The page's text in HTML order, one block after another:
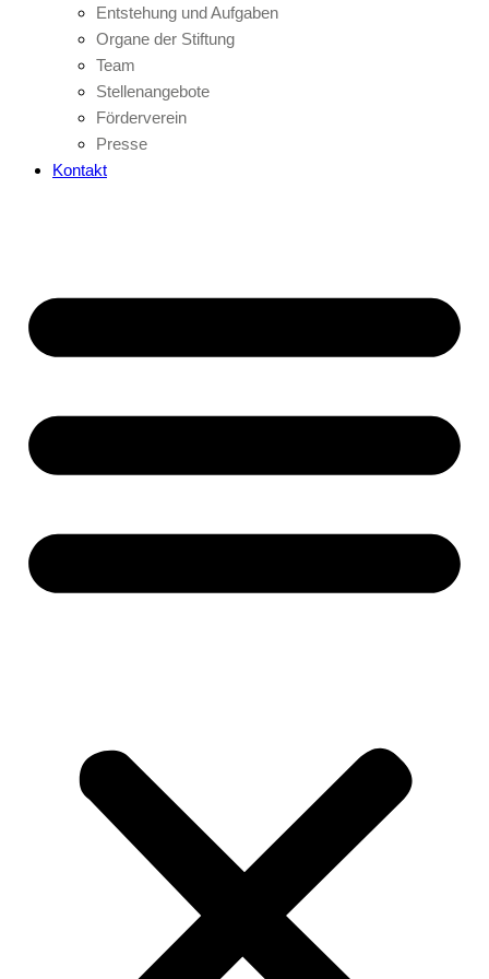
Entstehung und Aufgaben
Organe der Stiftung
Team
Stellenangebote
Förderverein
Presse
Kontakt